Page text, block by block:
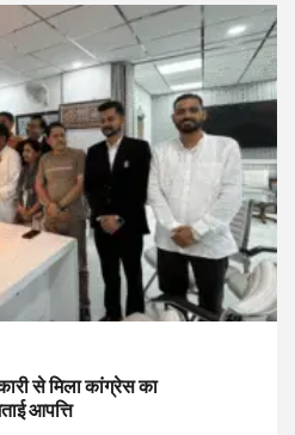
से मिला कांग्रेस का
आपत्ति